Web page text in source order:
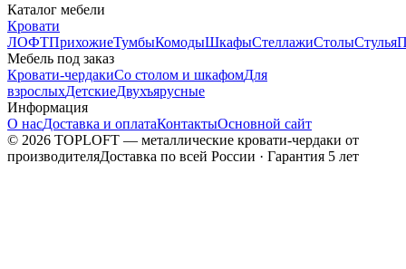
Каталог мебели
Кровати
ЛОФТПрихожиеТумбыКомодыШкафыСтеллажиСтолыСтулья
Мебель под заказ
Кровати-чердакиСо столом и шкафомДля
взрослыхДетскиеДвухъярусные
Информация
О насДоставка и оплатаКонтактыОсновной сайт
© 2026 TOPLOFT — металлические кровати-чердаки от
производителяДоставка по всей России · Гарантия 5 лет